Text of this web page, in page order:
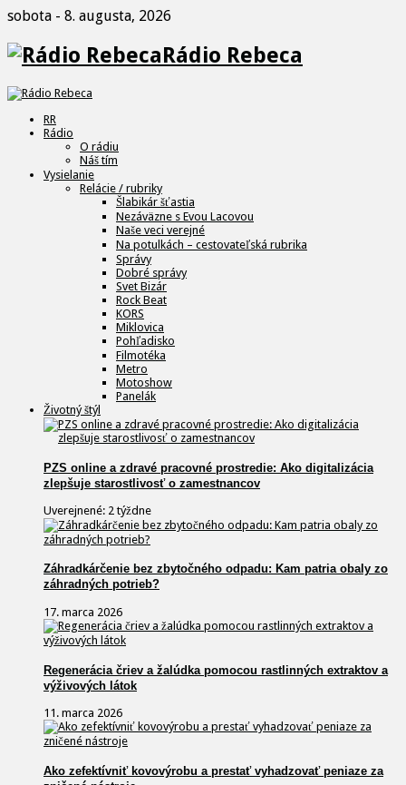
sobota - 8. augusta, 2026
Rádio Rebeca
RR
Rádio
O rádiu
Náš tím
Vysielanie
Relácie / rubriky
Šlabikár šťastia
Nezáväzne s Evou Lacovou
Naše veci verejné
Na potulkách – cestovateľská rubrika
Správy
Dobré správy
Svet Bizár
Rock Beat
KORS
Miklovica
Pohľadisko
Filmotéka
Metro
Motoshow
Panelák
Životný štýl
PZS online a zdravé pracovné prostredie: Ako digitalizácia
zlepšuje starostlivosť o zamestnancov
Uverejnené: 2 týždne
Záhradkárčenie bez zbytočného odpadu: Kam patria obaly zo
záhradných potrieb?
17. marca 2026
Regenerácia čriev a žalúdka pomocou rastlinných extraktov a
výživových látok
11. marca 2026
Ako zefektívniť kovovýrobu a prestať vyhadzovať peniaze za